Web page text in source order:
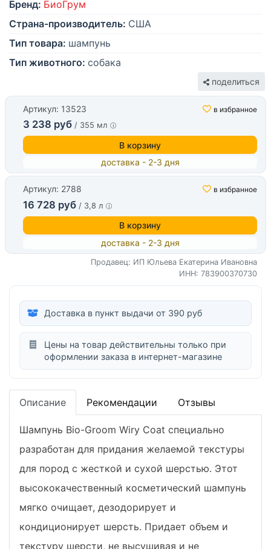
Бренд: БиоГрум
Страна-производитель: США
Тип товара: шампунь
Тип животного: собака
поделиться
Артикул: 13523 в избранное
3 238 руб / 355 мл
В корзину
доставка - 2-3 дня
Артикул: 2788 в избранное
16 728 руб / 3,8 л
В корзину
доставка - 2-3 дня
Продавец: ИП Юльева Екатерина Ивановна
ИНН: 783900370730
Доставка в пункт выдачи от 390 руб
Цены на товар действительны только при
оформлении заказа в интернет-магазине
Описание Рекомендации Отзывы
Шампунь Bio-Groom Wiry Coat специально
разработан для придания желаемой текстуры
для пород с жесткой и сухой шерстью. Этот
высококачественный косметический шампунь
мягко очищает, дезодорирует и
кондиционирует шерсть. Придает объем и
текстуру шерсти, не высушивая и не